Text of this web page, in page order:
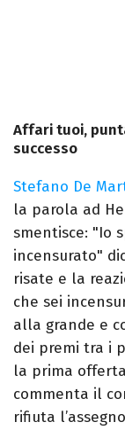
Affari tuoi,
successo
Stefano De
la parola ad
smentisce: "Io
incensurato"
risate e la
che sei
alla grande e
dei premi tra i
la prima
commenta il
rifiuta